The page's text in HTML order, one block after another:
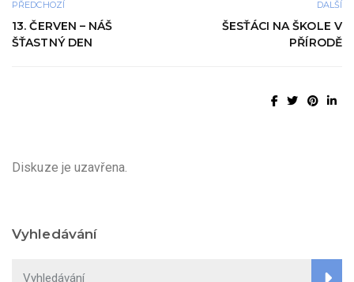
PŘEDCHOZÍ
13. ČERVEN – NÁŠ
ŠŤASTNÝ DEN
DALŠÍ
ŠESŤÁCI NA ŠKOLE V
PŘÍRODĚ
Diskuze je uzavřena.
Vyhledávání